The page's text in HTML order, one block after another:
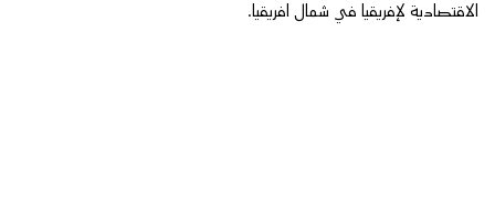
الاقتصادية لإفريقيا في شمال افريقيا.